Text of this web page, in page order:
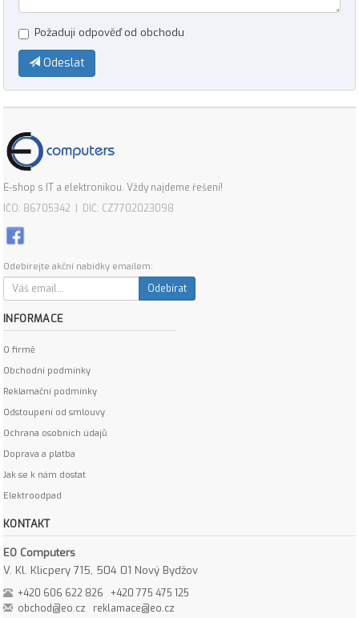
Požaduji odpověď od obchodu
Odeslat
E-shop s IT a elektronikou. Vždy najdeme řešení!
IČO: 86705342 | DIČ: CZ7702023098
Odebírejte akční nabídky emailem:
Odebírat
INFORMACE
O firmě
Obchodní podmínky
Reklamační podmínky
Odstoupení od smlouvy
Ochrana osobních údajů
Doprava a platba
Jak se k nám dostat
Elektroodpad
KONTAKT
EO Computers
V. Kl. Klicpery 715, 504 01 Nový Bydžov
+420 606 622 826
+420 775 475 125
obchod@eo.cz
reklamace@eo.cz